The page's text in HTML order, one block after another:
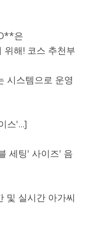
은
위해! 코스 추천부
시스템으로 운영
스'...]
세팅' 사이즈' 음
및 실시간 아가씨